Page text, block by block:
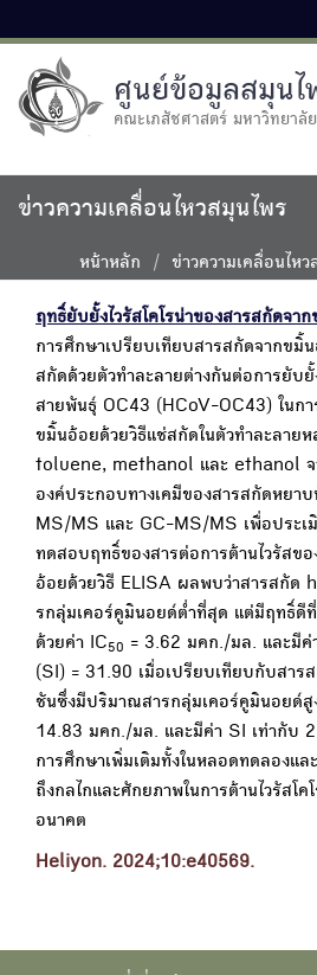
ศูนย์ข้อมูลสมุนไ
คณะเภสัชศาสตร์ มหาวิทยาลั
ข่าวความเคลื่อนไหวสมุนไพร
หน้าหลัก ข่าวความเคลื่อนไหว
ฤทธิ์ยับยั้งไวรัสโคโรน่าของสารสกัดจา
การศึกษาเปรียบเทียบสารสกัดจากขมิ้
สกัดด้วยตัวทำละลายต่างกันต่อการยับยั้
สายพันธุ์ OC43 (HCoV-OC43) ในก
ขมิ้นอ้อยด้วยวิธีแช่สกัดในตัวทำละลาย
toluene, methanol และ ethanol จา
องค์ประกอบทางเคมีของสารสกัดหยา
MS/MS และ GC-MS/MS เพื่อประเ
ทดสอบฤทธิ์ของสารต่อการต้านไวรัสข
อ้อยด้วยวิธี ELISA ผลพบว่าสารสกัด
รกลุ่มเคอร์คูมินอยด์ต่ำที่สุด แต่มีฤทธิ์ดีที่
ด้วยค่า IC50 = 3.62 มคก./มล. และมี
(SI) = 31.90 เมื่อเปรียบเทียบกับสา
ชันซึ่งมีปริมาณสารกลุ่มเคอร์คูมินอยด์สู
14.83 มคก./มล. และมีค่า SI เท่ากับ
การศึกษาเพิ่มเติมทั้งในหลอดทดลองแล
ถึงกลไกและศักยภาพในการต้านไวรัสโ
อนาคต
Heliyon. 2024;10:e40569.